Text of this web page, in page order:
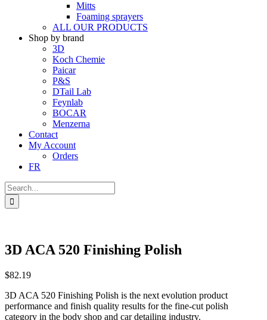
Mitts
Foaming sprayers
ALL OUR PRODUCTS
Shop by brand
3D
Koch Chemie
Paicar
P&S
DTail Lab
Feynlab
BOCAR
Menzerna
Contact
My Account
Orders
FR
Search
for:
3D ACA 520 Finishing Polish
$82.19
3D ACA 520 Finishing Polish is the next evolution product
performance and finish quality results for the fine-cut polish
category in the body shop and car detailing industry.